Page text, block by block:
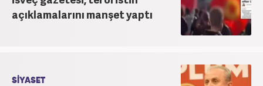
açıklamalarını manşet yaptı
SİYASET